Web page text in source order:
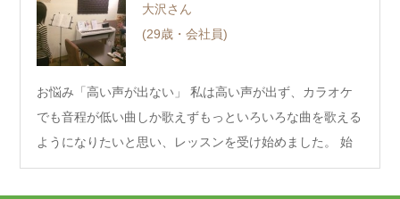
大沢さん
(29歳・会社員)
お悩み「高い声が出ない」 私は高い声が出ず、カラオケ
でも音程が低い曲しか歌えずもっといろいろな曲を歌える
ようになりたいと思い、レッスンを受け始めました。 始
め…